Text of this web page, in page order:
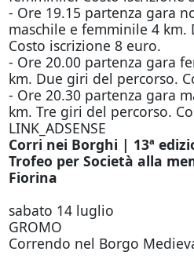
- Ore 19.15 partenza gara
maschile e femminile 4
Costo iscrizione 8 euro.
- Ore 20.00 partenza gara
km. Due giri del percorso.
- Ore 20.30 partenza gara
km. Tre giri del percorso.
LINK_ADSENSE
Corri nei Borghi | 13ª
Trofeo per Società alla
Fiorina
sabato 14 luglio
GROMO
Correndo nel Borgo